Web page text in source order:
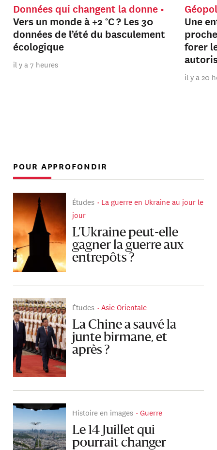
Données qui changent la donne
Vers un monde à +2 °C ? Les 30
données de l’été du basculement
écologique
il y a 7 heures
Une
forer
il y a 20
POUR APPROFONDIR
Études
La guerre en Ukraine au jour le
jour
L’Ukraine peut-elle
gagner la guerre aux
entrepôts ?
Études Asie Orientale
La Chine a sauvé la
junte birmane, et
après ?
Histoire en images Guerre
Le 14 Juillet qui
pourrait changer